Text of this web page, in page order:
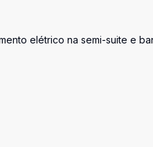
elétrico na semi-suite e